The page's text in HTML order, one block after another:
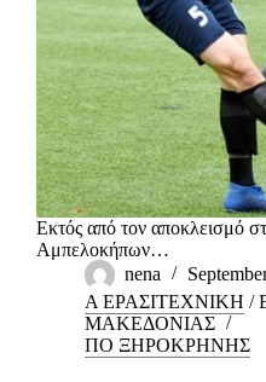
Εκτός από τον αποκλεισμό
Αμπελοκήπων…
nena
Α ΕΡΑΣΙΤΕΧΝΙΚΗ /
ΜΑΚΕΔΟΝΙΑΣ
ΠΟ ΞΗΡΟΚΡΗΝΗΣ